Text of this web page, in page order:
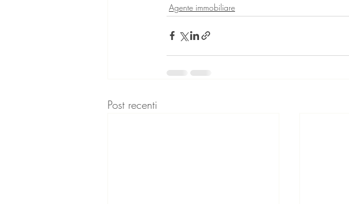
Agente immobiliare
Post recenti